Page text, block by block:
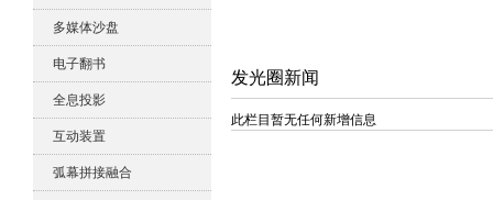
多媒体沙盘
电子翻书
全息投影
互动装置
弧幕拼接融合
发光圈新闻
此栏目暂无任何新增信息